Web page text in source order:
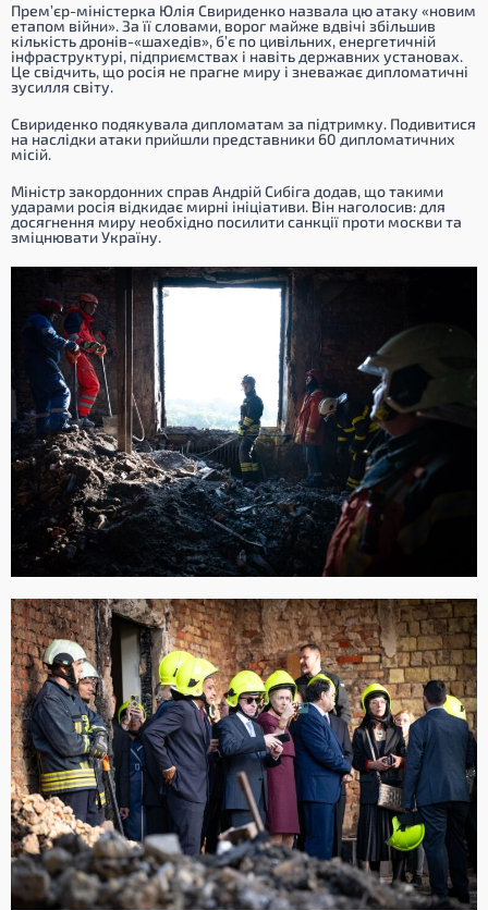
Прем’єр-міністерка Юлія Свириденко назвала цю атаку «новим
етапом війни». За її словами, ворог майже вдвічі збільшив
кількість дронів-«шахедів», б’є по цивільних, енергетичній
інфраструктурі, підприємствах і навіть державних установах.
Це свідчить, що росія не прагне миру і зневажає дипломатичні
зусилля світу.
Свириденко подякувала дипломатам за підтримку. Подивитися
на наслідки атаки прийшли представники 60 дипломатичних
місій.
Міністр закордонних справ Андрій Сибіга додав, що такими
ударами росія відкидає мирні ініціативи. Він наголосив: для
досягнення миру необхідно посилити санкції проти москви та
зміцнювати Україну.